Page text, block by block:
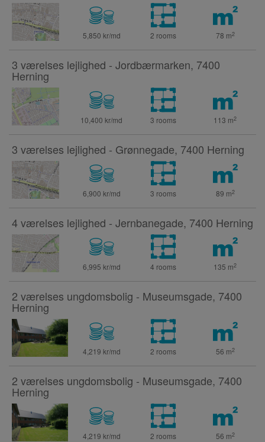
5,850 kr/md 2 rooms 78 m2
3 værelses lejlighed - Jordbærmarken, 7400
Herning
10,400 kr/md 3 rooms 113 m2
3 værelses lejlighed - Grønnegade, 7400 Herning
6,900 kr/md 3 rooms 89 m2
4 værelses lejlighed - Jernbanegade, 7400 Herning
6,995 kr/md 4 rooms 135 m2
2 værelses ungdomsbolig - Museumsgade, 7400
Herning
4,219 kr/md 2 rooms 56 m2
2 værelses ungdomsbolig - Museumsgade, 7400
Herning
4,219 kr/md 2 rooms 56 m2